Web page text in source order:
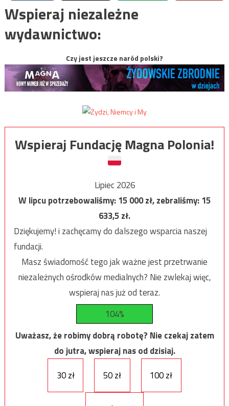
Wspieraj niezależne
wydawnictwo:
Czy jest jeszcze naród polski?
Wspieraj Fundację Magna Polonia!
Lipiec 2026
W lipcu potrzebowaliśmy:15 000zł, zebraliśmy:15
633,5zł.
Dziękujemy! i zachęcamy do dalszego wsparcia naszej
fundacji.
Masz świadomość tego jak ważne jest przetrwanie
niezależnych ośrodków medialnych? Nie zwlekaj więc,
wspieraj nas już od teraz.
104%
Uważasz, że robimy dobrą robotę? Nie czekaj zatem
do jutra, wspieraj nas od dzisiaj.
30 zł
50 zł 100 zł